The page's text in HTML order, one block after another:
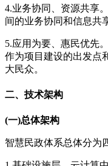
4.业务协同、资源共享
间的业务协同和信息共
5.应用为要、惠民优先
作为项目建设的出发点
大民众。
二、技术架构
(一)总体架构
智慧民政体系总体分为